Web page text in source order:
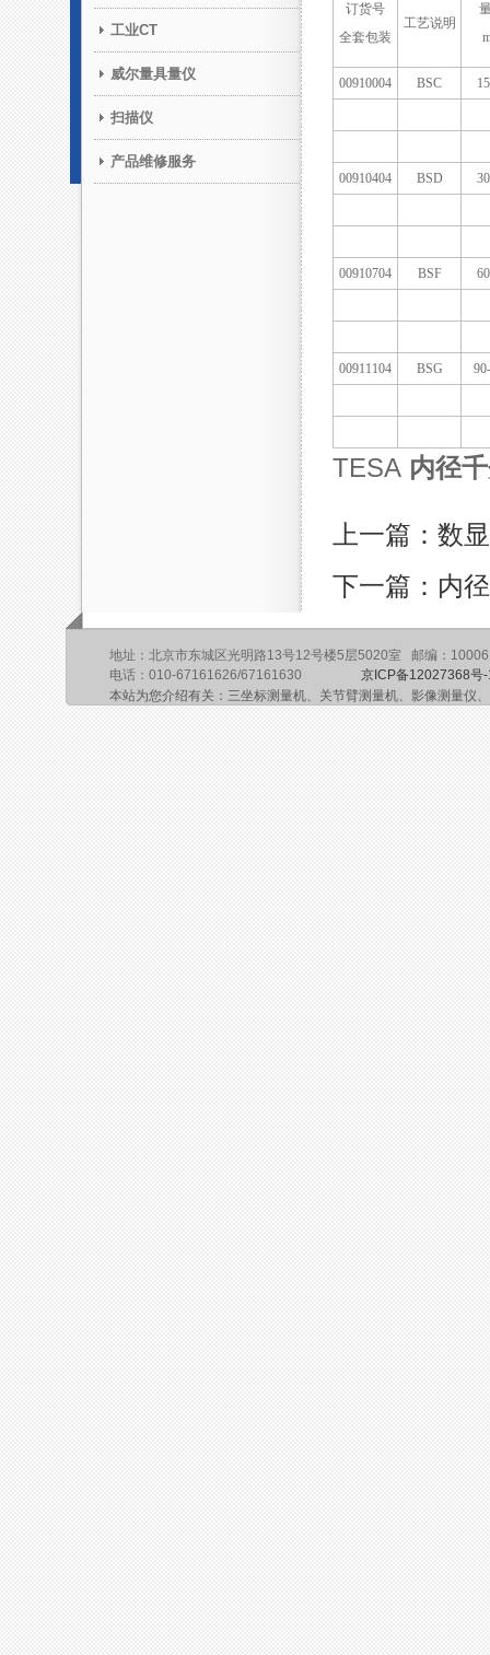
工业CT
威尔量具量仪
扫描仪
产品维修服务
订货号
全套包装
工艺说明
00910004 BSC
00910404 BSD
00910704 BSF
00911104 BSG
TESA 内径
上一篇：数
下一篇：内
地址：北京市东城区光明路13号12号楼5层5020室 邮编：
电话：010-67161626/67161630 京ICP备12027368号
本站为您介绍有关：三坐标测量机、关节臂测量机、影像测量仪